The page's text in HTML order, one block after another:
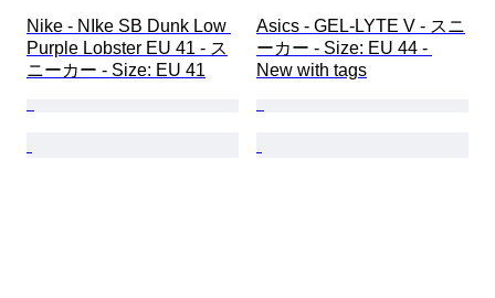
Nike - NIke SB Dunk Low
Purple Lobster EU 41 - ス
ニーカー - Size: EU 41
Asics - GEL-LYTE V - スニ
ーカー - Size: EU 44 -
New with tags